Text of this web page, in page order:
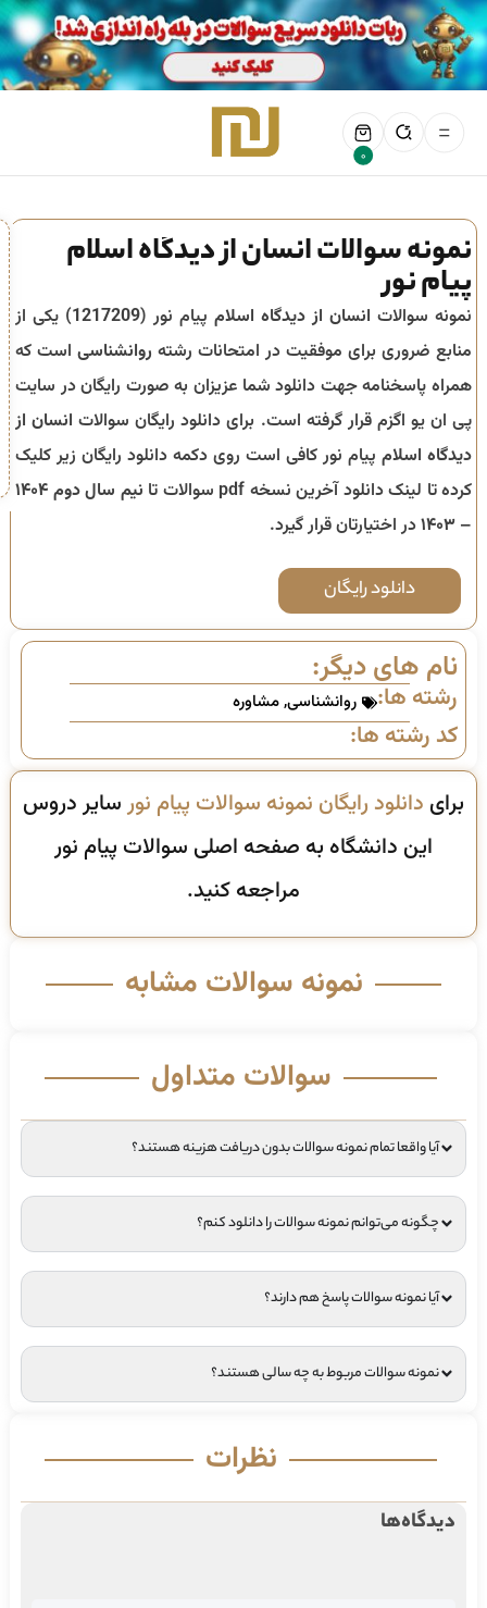
0
نمونه سوالات انسان از دیدگاه اسلام
پیام نور
نمونه سوالات انسان از دیدگاه اسلام پیام نور (1217209) یکی از
منابع ضروری برای موفقیت در امتحانات رشته روانشناسی است که
همراه پاسخنامه جهت دانلود شما عزیزان به صورت رایگان در سایت
پی ان یو اگزم قرار گرفته است. برای دانلود رایگان سوالات انسان از
دیدگاه اسلام پیام نور کافی است روی دکمه دانلود رایگان زیر کلیک
کرده تا لینک دانلود آخرین نسخه pdf سوالات تا
نیم سال دوم ۱۴۰۴
– ۱۴۰۳
در اختیارتان قرار گیرد.
دانلود رایگان
نام های دیگر:
رشته ها: روانشناسی,مشاوره
کد رشته ها:
برای دانلود رایگان نمونه سوالات پیام نورسایر دروس
این دانشگاه به صفحه اصلی سوالات پیام نور
مراجعه کنید.
نمونه سوالات مشابه
سوالات متداول
آیا واقعا تمام نمونه سوالات بدون دریافت هزینه هستند؟
چگونه می‌توانم نمونه سوالات را دانلود کنم؟
آیا نمونه سوالات پاسخ هم دارند؟
نمونه سوالات مربوط به چه سالی هستند؟
نظرات
دیدگاه‌ها